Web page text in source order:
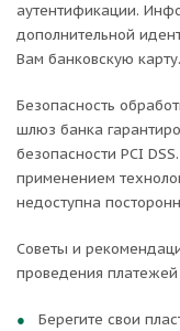
аутентификации.
дополнительной
Вам банковскую карту.
Безопасность
шлюз банка
безопасности PCI
применением
недоступна
Советы и
проведения
Берегите свои